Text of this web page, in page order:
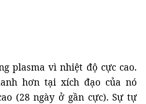
plasma vì nhiệt độ cực cao.
hơn tại xích đạo của nó
(28 ngày ở gần cực). Sự tự